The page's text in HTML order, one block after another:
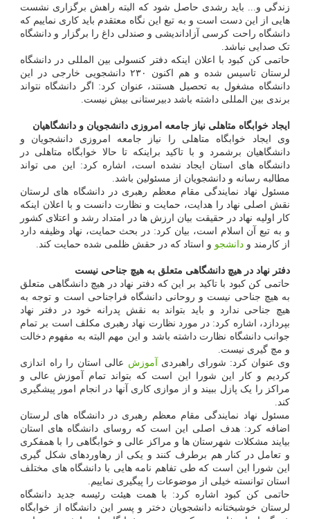
زندگی و... باید رشدی حاصل شود که البته راهش برگزاری نشست
هایی از این دست است و به تبع این نگاه معتقدم باید کاری نماییم که
دانشگاه راحت کرسی آزاداندیشی و صندلی داغ را برگزار و دانشگاه
تک صدایی نباشد.
حاتمی کن کبود با اعلان اینکه دفتر کنسولی بین المللی در دانشگاه
لرستان تاسیس شده و هم اکنون ۲۳۰ دانشجویی خارجی در این
دانشگاه مشغول به تحصیل هستند، عنوان کرد: اگر دانشگاه نتواند
برندی بین المللی داشته باشد دبیرستانی بیش نیست.
ایجاد خوابگاه متاهلی نیاز جامعه امروزی دانشجویان و دانشگاهیان
وی ایجاد خوابگاه متاهلی را نیاز جامعه امروزی دانشجویان و
دانشگاهیان برشمرد و با تاکید براینکه تا حالا خوابگاه متاهلی در
دانشگاه های استان ایجاد نشده است، اشاره کرد: این می تواند
مطالبه رسانه و دانشجویان از مسئولین باشد.
مسئول نهاد نمایندگی مقام معظم رهبری در دانشگاه های لرستان
نقش اصلی نهاد را هدایت، حمایت و نظارت دانست و با اعلان اینکه
کار اولیه نهاد در حقیقت بیان ارزش ها در امتداد رشد و اعتلای کشور
و به تبع آن اسلام است، بیان کرد: در بحث حمایت، نهاد وظیفه دارد
از کارمند و دانشجو و استاد که در حقش ظلمی شده حمایت کند.
دفتر نهاد در هیچ دانشگاهی متعلق به هیچ جناحی نیست
حاتمی کن کبود با تاکید بر این که دفتر نهاد در هیچ دانشگاهی متعلق
به هیچ جناحی نیست و روحانی دانشگاه فراجناحی است و توجه به
هیچ جناحی ندارد و باید بتواند به نقش پدرانه خود در دفتر نهاد
بپردازد، اشاره کرد: در مورد نظارت نهاد رهبری مکلف است بر تمام
جوانب دانشگاه نظارت داشته باشد و این مهم البته به مفهوم دخالت
و مچ گیری نیست.
وی عنوان کرد: شورای راهبردی آموزش عالی استان را راه اندازی
کردیم و کار این شورا این است که بتواند تمام آموزش عالی و
مراکز را یک پازل ببیند و از موازی کاری آنها در انجام امور پیشگیری
کند.
مسئول نهاد نمایندگی مقام معظم رهبری در دانشگاه های لرستان
اضافه کرد: هدف اصلی این است که روسای دانشگاه های استان
بیایند مشکلات شهرستان ها و مراکز عالی و خوابگاهی را با همفکری
و تعامل در کنار هم برطرف کنند و یکی از رهاوردهای شکل گیری
این شورا این است که طی تفاهم نامه هایی با دانشگاه های مختلف
استان توانسته خیلی از موضوعات را پیگیری نماییم.
حاتمی کن کبود اشاره کرد: با همت هیئت رئیسه جدید دانشگاه
لرستان خوشبختانه دانشجویان دختر و پسر این دانشگاه از خوابگاه